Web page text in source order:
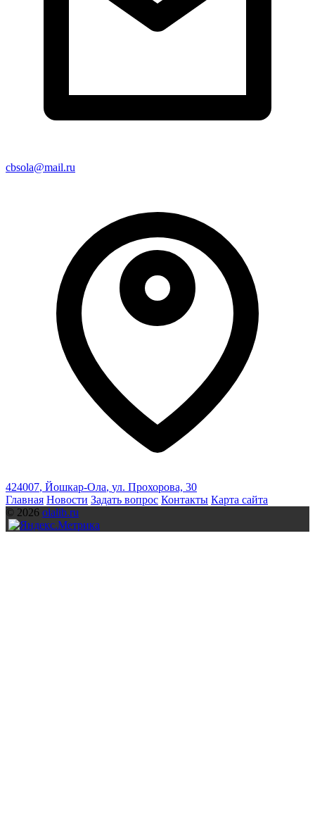
cbsola@mail.ru
424007, Йошкар-Ола, ул. Прохорова, 30
Главная Новости Задать вопрос Контакты Карта сайта
© 2026 olalib.ru